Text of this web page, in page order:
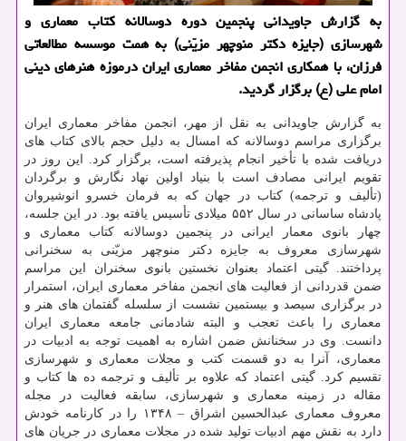
به گزارش جاویدانی پنجمین دوره دوسالانه كتاب معماری و
شهرسازی (جایزه دكتر منوچهر مزیّنی) به همت موسسه مطالعاتی
فرزان، با همكاری انجمن مفاخر معماری ایران درموزه هنرهای دینی
امام علی (ع) برگزار گردید.
به گزارش جاویدانی به نقل از مهر، انجمن مفاخر معماری ایران
برگزاری مراسم دوسالانه كه امسال به دلیل حجم بالای كتاب های
دریافت شده با تأخیر انجام پذیرفته است، برگزار كرد. این روز در
تقویم ایرانی مصادف است با بنیاد اولین نهاد نگارش و برگردان
(تألیف و ترجمه) كتاب در جهان كه به فرمان خسرو انوشیروان
پادشاه ساسانی در سال ۵۵۲ میلادی تأسیس یافته بود. در این جلسه،
چهار بانوی معمار ایرانی در پنجمین دوسالانه كتاب معماری و
شهرسازی معروف به جایزه دكتر منوچهر مزیّنی به سخنرانی
پرداختند. گیتی اعتماد بعنوان نخستین بانوی سخنران این مراسم
ضمن قدردانی از فعالیت های انجمن مفاخر معماری ایران، استمرار
در برگزاری سیصد و بیستمین نشست از سلسله گفتمان های هنر و
معماری را باعث تعجب و البته شادمانی جامعه معماری ایران
دانست. وی در سخنانش ضمن اشاره به اهمیت توجه به ادبیات در
معماری، آنرا به دو قسمت كتب و مجلات معماری و شهرسازی
تقسیم كرد. گیتی اعتماد كه علاوه بر تألیف و ترجمه ده ها كتاب و
مقاله در زمینه معماری و شهرسازی، سابقه فعالیت در مجله
معروف معماری عبدالحسین اشراق – ۱۳۴۸ را در كارنامه خودش
دارد به نقش مهم ادبیات تولید شده در مجلات معماری در جریان های